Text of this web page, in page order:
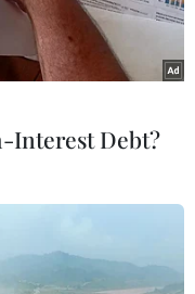
binh lính nước ngoài
Interest Debt?